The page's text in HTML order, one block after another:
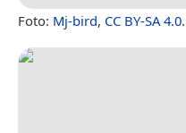
Foto: Mj-bird, CC BY-SA 4.0.